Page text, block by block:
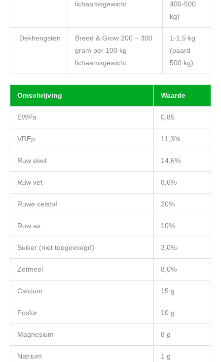
lichaamsgewicht
400-500
kg)
Dekhengsten
Breed & Grow 200 – 300
gram per 100 kg
lichaamsgewicht
1-1,5 kg
(paard
500 kg)
Omschrijving Waarde
EWPa 0,85
VREp 11,3%
Ruw eiwit 14,6%
Ruw vet 8,6%
Ruwe celstof 20%
Ruw as 10%
Suiker (niet toegevoegd) 3,0%
Zetmeel 8,0%
Calcium 15 g
Fosfor 10 g
Magnesium 8 g
Natrium 1 g